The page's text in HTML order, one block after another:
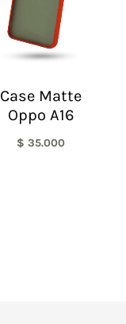
Case Matte
Oppo A16
$ 35.000